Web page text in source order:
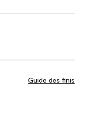
Guide des finis